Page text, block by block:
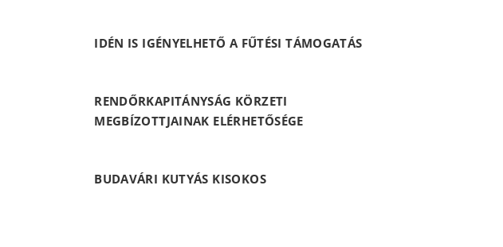
IDÉN IS IGÉNYELHETŐ A FŰTÉSI TÁMOGATÁS
RENDŐRKAPITÁNYSÁG KÖRZETI
MEGBÍZOTTJAINAK ELÉRHETŐSÉGE
BUDAVÁRI KUTYÁS KISOKOS